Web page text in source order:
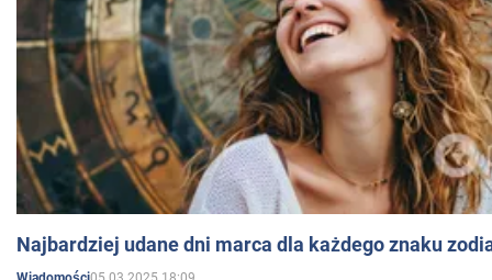
Najbardziej udane dni marca dla każdego znaku